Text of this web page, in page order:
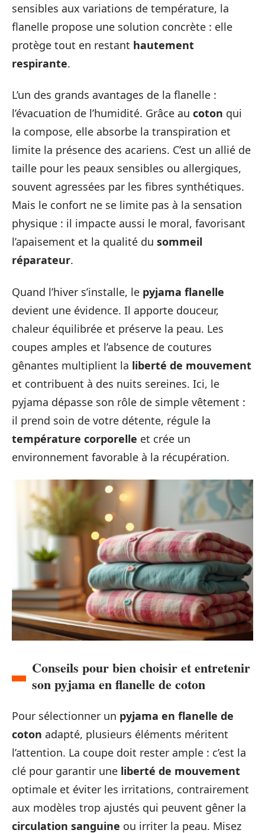
sensibles aux variations de température, la
flanelle propose une solution concrète : elle
protège tout en restant hautement
respirante.
L’un des grands avantages de la flanelle :
l’évacuation de l’humidité. Grâce au coton qui
la compose, elle absorbe la transpiration et
limite la présence des acariens. C’est un allié de
taille pour les peaux sensibles ou allergiques,
souvent agressées par les fibres synthétiques.
Mais le confort ne se limite pas à la sensation
physique : il impacte aussi le moral, favorisant
l’apaisement et la qualité du sommeil
réparateur.
Quand l’hiver s’installe, le pyjama flanelle
devient une évidence. Il apporte douceur,
chaleur équilibrée et préserve la peau. Les
coupes amples et l’absence de coutures
gênantes multiplient la liberté de mouvement
et contribuent à des nuits sereines. Ici, le
pyjama dépasse son rôle de simple vêtement :
il prend soin de votre détente, régule la
température corporelle et crée un
environnement favorable à la récupération.
Conseils pour bien choisir et entretenir
son pyjama en flanelle de coton
Pour sélectionner un pyjama en flanelle de
coton adapté, plusieurs éléments méritent
l’attention. La coupe doit rester ample : c’est la
clé pour garantir une liberté de mouvement
optimale et éviter les irritations, contrairement
aux modèles trop ajustés qui peuvent gêner la
circulation sanguine ou irriter la peau. Misez